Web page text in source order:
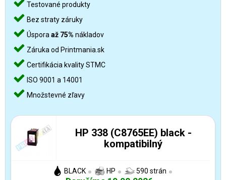
Testované produkty
Bez straty záruky
Úspora až 75% nákladov
Záruka od Printmania.sk
Certifikácia kvality STMC
ISO 9001 a 14001
Množstevné zľavy
HP 338 (C8765EE) black -
kompatibilný
BLACK HP 590 strán